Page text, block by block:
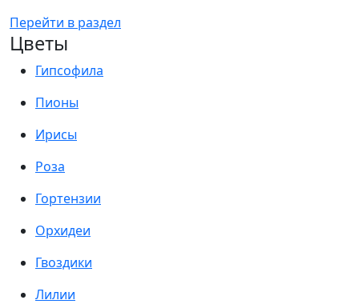
Перейти в раздел
Цветы
Гипсофила
Пионы
Ирисы
Роза
Гортензии
Орхидеи
Гвоздики
Лилии